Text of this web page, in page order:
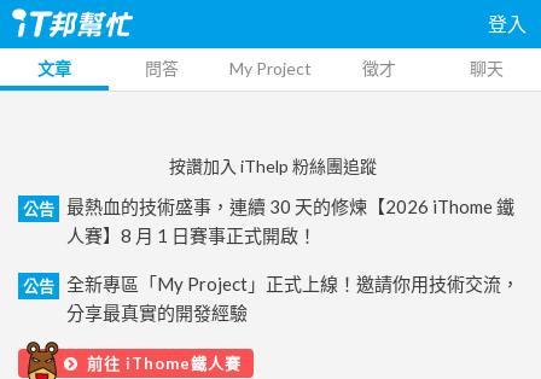
登入
文章 問答 My Project 徵才 聊天
按讚加入 iThelp 粉絲團追蹤
公告
最熱血的技術盛事，連續 30 天的修煉【2026 iThome 鐵
人賽】8 月 1 日賽事正式開啟！
公告
全新專區「My Project」正式上線！邀請你用技術交流，
分享最真實的開發經驗
前往 iThome鐵人賽